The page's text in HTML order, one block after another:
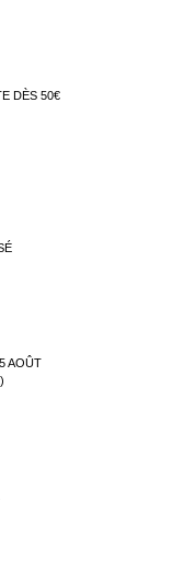
DÈS 50€
AOÛT